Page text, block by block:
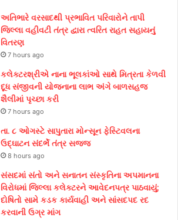
અતિભારે વરસાદથી પ્રભાવિત પરિવારોને તાપી
જિલ્લા વહીવટી તંત્ર દ્વારા ત્વરિત રાહત સહાયનું
વિતરણ
7 hours ago
કલેક્ટરશ્રીએ નાના ભૂલકાંઓ સાથે મિત્રતા કેળવી
દૂધ સંજીવની યોજનાના લાભ અંગે બાળસહજ
શૈલીમાં પૃચ્છા કરી
7 hours ago
તા. ૮ ઓગસ્ટે સાપુતારા મોન્સૂન ફેસ્ટિવલના
ઉદ્ઘાટન સંદર્ભે તંત્ર સજ્જ
8 hours ago
સંસદમાં સંતો અને સનાતન સંસ્કૃતિના અપમાનના
વિરોધમાં જિલ્લા કલેક્ટરને આવેદનપત્ર પાઠવાયું;
દોષિતો સામે કડક કાર્યવાહી અને સાંસદપદ રદ
કરવાની ઉગ્ર માંગ